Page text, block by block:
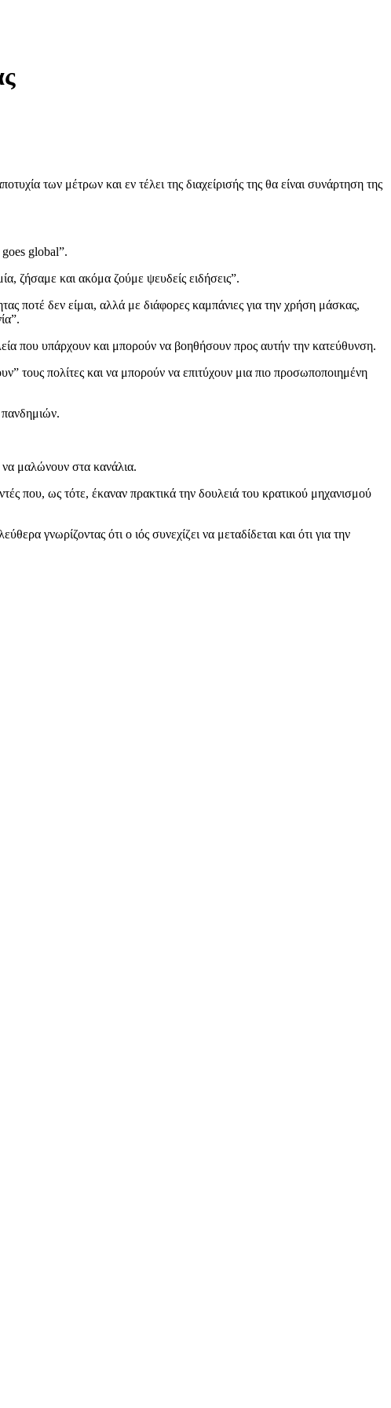
των μέτρων και εν τέλει της διαχείρισής της θα είναι συνάρτηση της
global”.
ζήσαμε και ακόμα ζούμε ψευδείς ειδήσεις”.
ποτέ δεν είμαι, αλλά με διάφορες καμπάνιες για την χρήση μάσκας,
που υπάρχουν και μπορούν να βοηθήσουν προς αυτήν την κατεύθυνση.
τους πολίτες και να μπορούν να επιτύχουν μια πιο προσωποποιημένη
πανδημιών.
να μαλώνουν στα κανάλια.
που, ως τότε, έκαναν πρακτικά την δουλειά του κρατικού μηχανισμού
γνωρίζοντας ότι ο ιός συνεχίζει να μεταδίδεται και ότι για την